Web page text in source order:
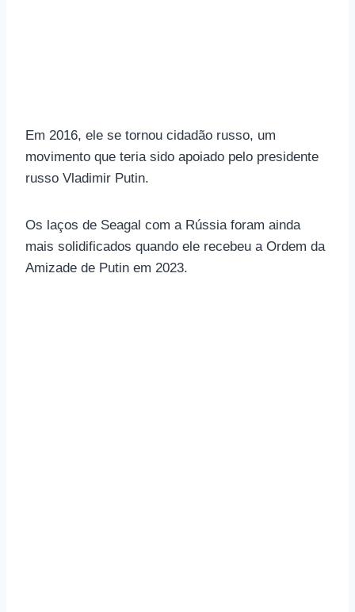
Em 2016, ele se tornou cidadão russo, um
movimento que teria sido apoiado pelo presidente
russo Vladimir Putin.
Os laços de Seagal com a Rússia foram ainda
mais solidificados quando ele recebeu a Ordem da
Amizade de Putin em 2023.